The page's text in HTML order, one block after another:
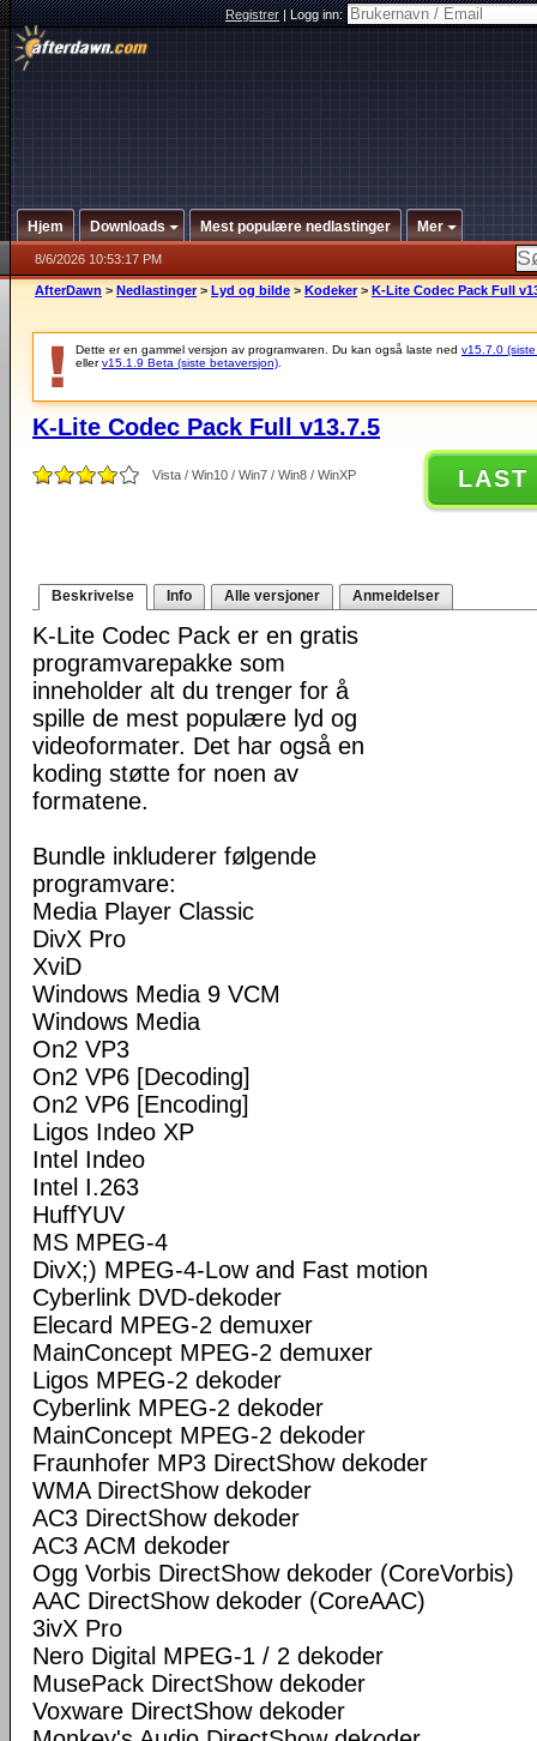
Registrer|Logg inn:
Hjem Downloads Mest populære nedlastinger Mer
8/6/2026 10:53:17 PM
AfterDawn > Nedlastinger > Lyd og bilde > Kodeker > K-Lite Codec Pack Full
Dette er en gammel versjon av programvaren. Du kan også laste ned v15.7.0
ellerv15.1.9 Beta (siste betaversjon)
K-Lite Codec Pack Full v13.7.5
Vista / Win10 / Win7 / Win8 / WinXP LAST
Beskrivelse Info Alle versjoner Anmeldelser
K-Lite Codec Pack er en gratis
programvarepakke som
inneholder alt du trenger for å
spille de mest populære lyd og
videoformater. Det har også en
koding støtte for noen av
formatene.
Bundle inkluderer følgende
programvare:
Media Player Classic
DivX Pro
XviD
Windows Media 9 VCM
Windows Media
On2 VP3
On2 VP6 [Decoding]
On2 VP6 [Encoding]
Ligos Indeo XP
Intel Indeo
Intel I.263
HuffYUV
MS MPEG-4
DivX;) MPEG-4-Low and Fast motion
Cyberlink DVD-dekoder
Elecard MPEG-2 demuxer
MainConcept MPEG-2 demuxer
Ligos MPEG-2 dekoder
Cyberlink MPEG-2 dekoder
MainConcept MPEG-2 dekoder
Fraunhofer MP3 DirectShow dekoder
WMA DirectShow dekoder
AC3 DirectShow dekoder
AC3 ACM dekoder
Ogg Vorbis DirectShow dekoder (CoreVorbis)
AAC DirectShow dekoder (CoreAAC)
3ivX Pro
Nero Digital MPEG-1 / 2 dekoder
MusePack DirectShow dekoder
Voxware DirectShow dekoder